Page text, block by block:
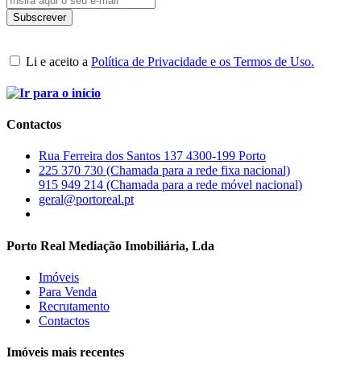
Li e aceito a Política de Privacidade e os Termos de Uso.
Contactos
Rua Ferreira dos Santos 137 4300-199 Porto
225 370 730 (Chamada para a rede fixa nacional)
915 949 214 (Chamada para a rede móvel nacional)
geral@portoreal.pt
Porto Real Mediação Imobiliária, Lda
Imóveis
Para Venda
Recrutamento
Contactos
Imóveis mais recentes